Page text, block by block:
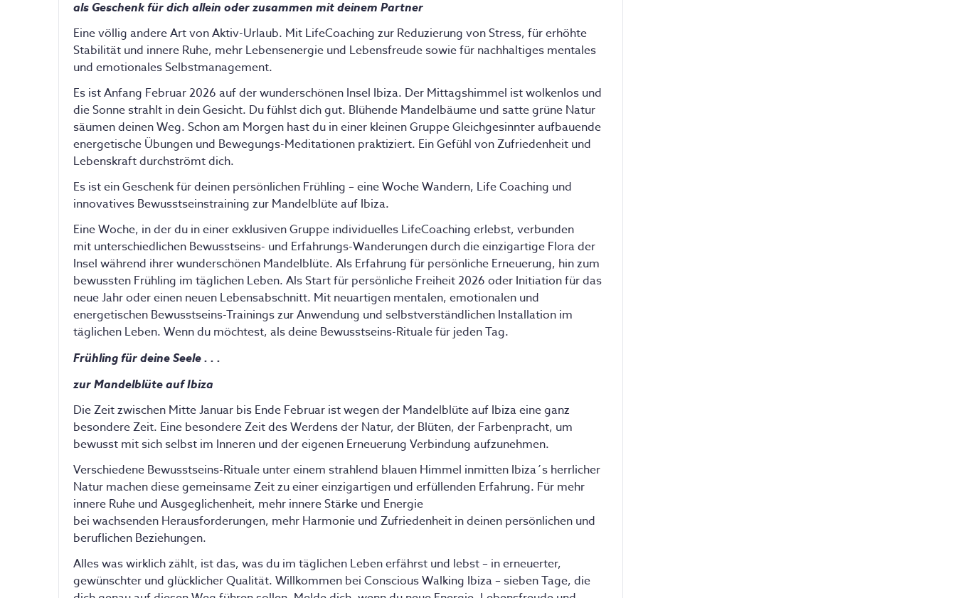
als Geschenk für dich allein oder zusammen mit deinem Partner
Eine völlig andere Art von Aktiv-Urlaub. Mit LifeCoaching zur Reduzierung von Stress, für erhöhte
Stabilität und innere Ruhe, mehr Lebensenergie und Lebensfreude sowie für nachhaltiges mentales
und emotionales Selbstmanagement.
Es ist Anfang Februar 2026 auf der wunderschönen Insel Ibiza. Der Mittagshimmel ist wolkenlos und
die Sonne strahlt in dein Gesicht. Du fühlst dich gut. Blühende Mandelbäume und satte grüne Natur
säumen deinen Weg. Schon am Morgen hast du in einer kleinen Gruppe Gleichgesinnter aufbauende
energetische Übungen und Bewegungs-Meditationen praktiziert. Ein Gefühl von Zufriedenheit und
Lebenskraft durchströmt dich.
Es ist ein Geschenk für deinen persönlichen Frühling – eine Woche Wandern, Life Coaching und
innovatives Bewusstseinstraining zur Mandelblüte auf Ibiza.
Eine Woche, in der du in einer exklusiven Gruppe individuelles LifeCoaching erlebst, verbunden
mit unterschiedlichen Bewusstseins- und Erfahrungs-Wanderungen durch die einzigartige Flora der
Insel während ihrer wunderschönen Mandelblüte. Als Erfahrung für persönliche Erneuerung, hin zum
bewussten Frühling im täglichen Leben. Als Start für persönliche Freiheit 2026 oder Initiation für das
neue Jahr oder einen neuen Lebensabschnitt. Mit neuartigen mentalen, emotionalen und
energetischen Bewusstseins-Trainings zur Anwendung und selbstverständlichen Installation im
täglichen Leben. Wenn du möchtest, als deine Bewusstseins-Rituale für jeden Tag.
Frühling für deine Seele . . .
zur Mandelblüte auf Ibiza
Die Zeit zwischen Mitte Januar bis Ende Februar ist wegen der Mandelblüte auf Ibiza eine ganz
besondere Zeit. Eine besondere Zeit des Werdens der Natur, der Blüten, der Farbenpracht, um
bewusst mit sich selbst im Inneren und der eigenen Erneuerung Verbindung aufzunehmen.
Verschiedene Bewusstseins-Rituale unter einem strahlend blauen Himmel inmitten Ibiza´s herrlicher
Natur machen diese gemeinsame Zeit zu einer einzigartigen und erfüllenden Erfahrung. Für mehr
innere Ruhe und Ausgeglichenheit, mehr innere Stärke und Energie
bei wachsenden Herausforderungen, mehr Harmonie und Zufriedenheit in deinen persönlichen und
beruflichen Beziehungen.
Alles was wirklich zählt, ist das, was du im täglichen Leben erfährst und lebst – in erneuerter,
gewünschter und glücklicher Qualität. Willkommen bei Conscious Walking Ibiza – sieben Tage, die